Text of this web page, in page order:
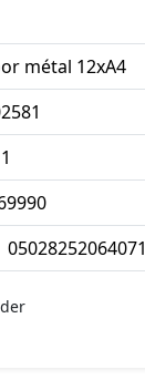
métal 12xA4
1
05028252064071